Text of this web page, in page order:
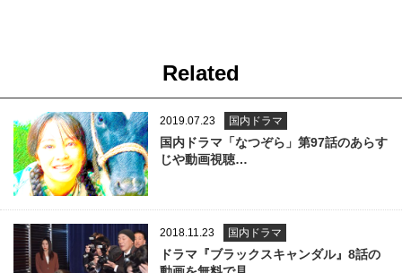
Related
2019.07.23 国内ドラマ
国内ドラマ「なつぞら」第97話のあらす
じや動画視聴…
2018.11.23 国内ドラマ
ドラマ『ブラックスキャンダル』8話の